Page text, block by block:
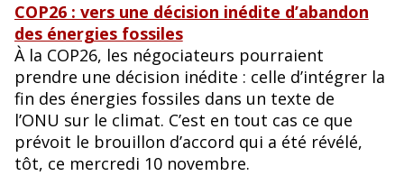
COP26 : vers une décision inédite d’abandon
des énergies fossiles
À la COP26, les négociateurs pourraient
prendre une décision inédite : celle d’intégrer la
fin des énergies fossiles dans un texte de
l’ONU sur le climat. C’est en tout cas ce que
prévoit le brouillon d’accord qui a été révélé,
tôt, ce mercredi 10 novembre.